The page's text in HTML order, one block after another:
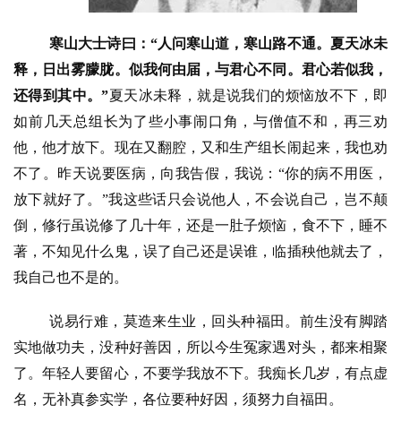
题
公
益
慈
善
佛
教
人
寺
院
巡
礼
登录
寒山大士诗曰： “人问寒山道，寒山路不通。夏天冰未
释，日出雾朦胧。似我何由届，与君心不同。君心若似我，
还得到其中。”夏天冰未释，就是说我们的烦恼放不下，即
如前几天总组长为了些小事闹口角，与僧值不和，再三劝
他，他才放下。现在又翻腔，又和生产组长闹起来，我也劝
不了。昨天说要医病，向我告假，我说： “你的病不用医，
放下就好了。 ”我这些话只会说他人，不会说自己，岂不颠
倒，修行虽说修了几十年，还是一肚子烦恼，食不下，睡不
著，不知见什么鬼，误了自己还是误谁，临插秧他就去了，
我自己也不是的。
说易行难，莫造来生业，回头种福田。前生没有脚踏
实地做功夫，没种好善因，所以今生冤家遇对头，都来相聚
了。年轻人要留心，不要学我放不下。我痴长几岁，有点虚
名，无补真参实学，各位要种好因，须努力自福田。